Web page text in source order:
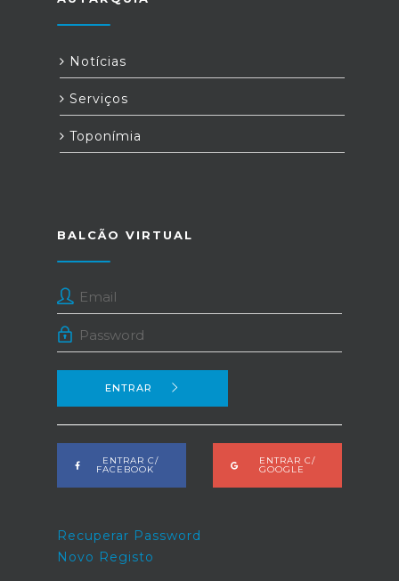
Notícias
Serviços
Toponímia
BALCÃO VIRTUAL
ENTRAR
ENTRAR C/
FACEBOOK
ENTRAR C/
GOOGLE
Recuperar Password
Novo Registo